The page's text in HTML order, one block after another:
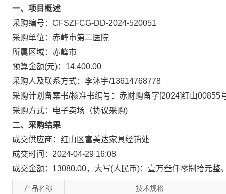
一、项目概述
采购编号：CFSZFCG-DD-2024-520051
采购单位：赤峰市第二医院
所属区域：赤峰市
预算金额(元)：14,400.00
采购人及联系方式：李沐宇/13614768778
采购计划备案书/核准书编号：赤财购备字[2024]红山00855
采购方式：电子卖场（协议采购)
二、采购结果
成交供应商：红山区富美达家具经销处
成交时间：2024-04-29 16:08
成交金额：13080.00，大写(人民币)：壹万叁仟零捌拾元整
产品名称 技术规格